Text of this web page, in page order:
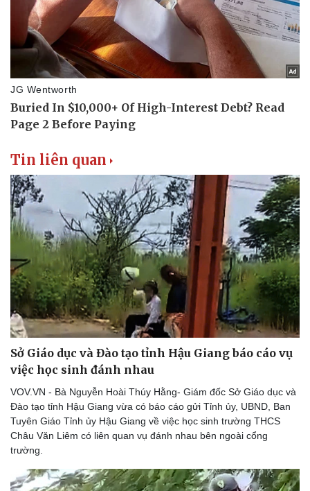
Thể thao
Bóng đá
Lịch thi đấu bóng đá
Thế giới thể thao
eSports
Hậu trường
Ô tô
Xe máy
Tư vấn
Tin liên quan
Sở Giáo dục và Đào tạo tỉnh Hậu Giang báo cáo vụ
việc học sinh đánh nhau
VOV.VN - Bà Nguyễn Hoài Thúy Hằng- Giám đốc Sở Giáo dục và
Đào tạo tỉnh Hậu Giang vừa có báo cáo gửi Tỉnh ủy, UBND, Ban
Tuyên Giáo Tỉnh ủy Hậu Giang về việc học sinh trường THCS
Châu Văn Liêm có liên quan vụ đánh nhau bên ngoài cổng
trường.